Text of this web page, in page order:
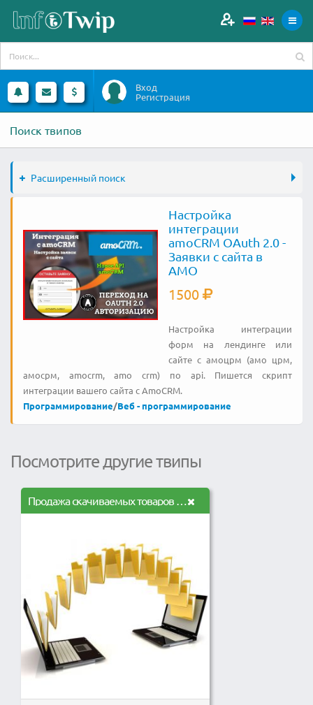
Вход
Регистрация
Поиск твипов
Расширенный поиск
Настройка
интеграции
amoCRM OAuth 2.0 -
Заявки с сайта в
AMO
1500
Настройка интеграции
форм на лендинге или
сайте с амоцрм (амо црм,
амосрм, amocrm, amo crm) по api. Пишется скрипт
интеграции вашего сайта с AmoCRM.
Программирование/Веб - программирование
Посмотрите другие твипы
Продажа скачиваемых товаров в VirtueMart 2